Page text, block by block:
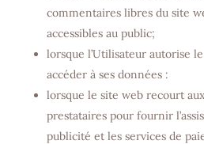
commentaires libres du site
accessibles au public;
lorsque l’Utilisateur autorise
accéder à ses données :
lorsque le site web recourt
prestataires pour fournir
publicité et les services de